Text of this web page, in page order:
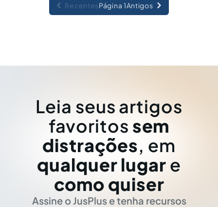
RecentesPágina 1Antigos
Leia seus artigos
favoritos sem
distrações, em
qualquer lugar e
como quiser
Assine o JusPlus e tenha recursos